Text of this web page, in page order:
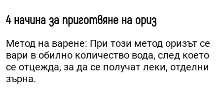
4 начина за приготвяне на ориз
Метод на варене: При този метод оризът се
вари в обилно количество вода, след което
се отцежда, за да се получат леки, отделни
зърна.